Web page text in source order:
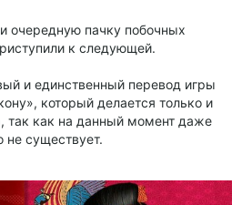
очередную пачку побочных
к следующей.
и единственный перевод игры
который делается только и
так как на данный момент даже
не существует.